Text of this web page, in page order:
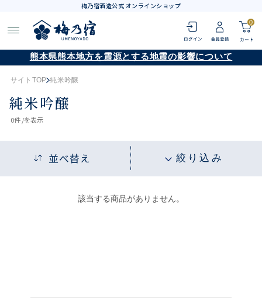
梅乃宿酒造公式 オンラインショップ
0
熊本県熊本地方を震源とする地震の影響について
サイトTOP 純米吟醸
純米吟醸
0件 /を表示
並べ替え 絞り込み
該当する商品がありません。